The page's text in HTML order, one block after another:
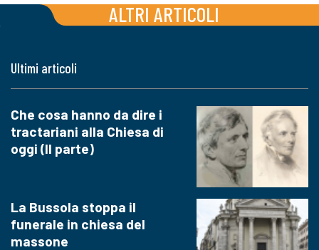
ALTRI ARTICOLI
Ultimi articoli
Che cosa hanno da dire i
tractariani alla Chiesa di
oggi (II parte)
La Bussola stoppa il
funerale in chiesa del
massone